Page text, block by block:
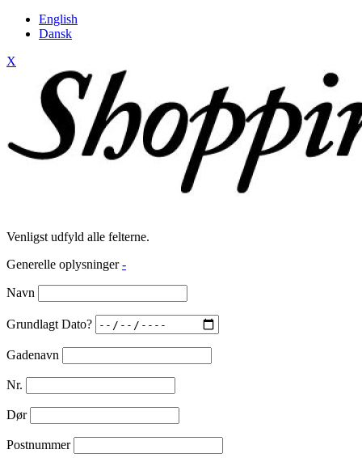
English
Dansk
X
Venligst udfyld alle felterne.
Generelle oplysninger -
Navn
Grundlagt Dato?
Gadenavn
Nr.
Dør
Postnummer